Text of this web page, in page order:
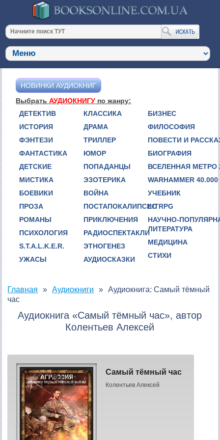
НОВИНКИ АУДИОКНИГ
ВыбратьАУДИОКНИГУ по жанру:
ДЕТЕКТИВ
ИСТОРИЯ
ФЭНТЕЗИ
ФАНТАСТИКА
ДЕТСКИЕ
МИСТИКА
БОЕВИКИ
ПРОЗА
РОМАНЫ
ПСИХОЛОГИЯ
S.T.A.L.K.E.R.
УЖАСЫ
КЛАССИКА
ДРАМА
ТРИЛЛЕР
ЮМОР
ПОПАДАНЦЫ
ЭЗОТЕРИКА
ВОЙНА
ПОСТАПОКАЛИПСИС
ПРИКЛЮЧЕНИЯ
РАДИОСПЕКТАКЛИ
ЭТНОГЕНЕЗ
АУДИОСКАЗКИ
БИЗНЕС
ФИЛОСОФИЯ
ПОВЕСТИ И
БИОГРАФИЯ
ВСЕЛЕННАЯ МЕТРО
WARHAMMER 40.000
УЧЕБНИК
LITRPG
НАУЧНО-
ЛИТЕРАТУРА
МЕДИЦИНА
СТИХИ
Главная Аудиокниги
Аудиокнига: Самый тёмный
час
Аудиокнига «Самый тёмный час», автор
Колентьев Алексей
Самый тёмный час
Колентьев Алексей